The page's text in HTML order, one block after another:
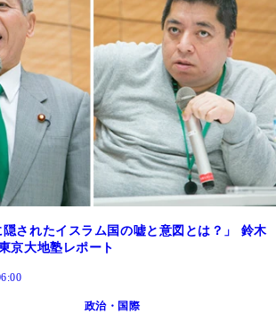
隠されたイスラム国の嘘と意図とは？」 鈴木
京大地塾レポート
政治・国際